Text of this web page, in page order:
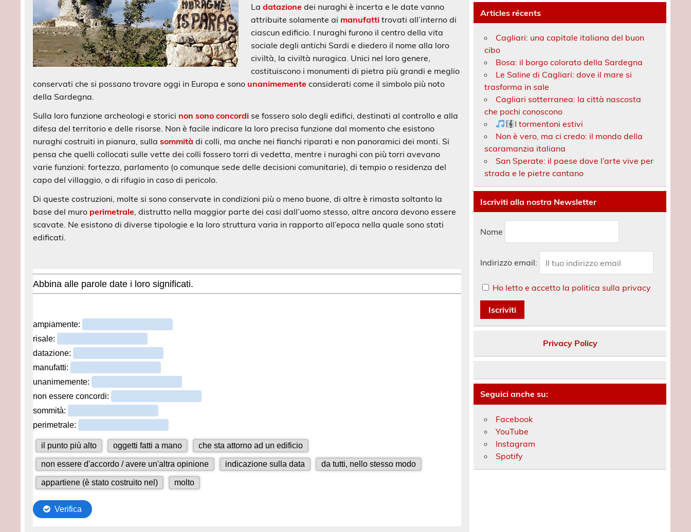
Ladatazione dei nuraghi è incerta e le date vanno
attribuite solamente ai manufatti trovati all’interno di
ciascun edificio. I nuraghi furono il centro della vita
sociale degli antichi Sardi e diedero il nome alla loro
civiltà, la civiltà nuragica. Unici nel loro genere,
costituiscono i monumenti di pietra più grandi e meglio
conservati che si possano trovare oggi in Europa e sono unanimemente considerati come il simbolo più noto
della Sardegna.
Sulla loro funzione archeologi e storici non sono concordi se fossero solo degli edifici, destinati al controllo e alla
difesa del territorio e delle risorse. Non è facile indicare la loro precisa funzione dal momento che esistono
nuraghi costruiti in pianura, sullasommità di colli, ma anche nei fianchi riparati e non panoramici dei monti. Si
pensa che quelli collocati sulle vette dei colli fossero torri di vedetta, mentre i nuraghi con più torri avevano
varie funzioni: fortezza, parlamento (o comunque sede delle decisioni comunitarie), di tempio o residenza del
capo del villaggio, o di rifugio in caso di pericolo.
Di queste costruzioni, molte si sono conservate in condizioni più o meno buone, di altre è rimasta soltanto la
base del muro perimetrale, distrutto nella maggior parte dei casi dall’uomo stesso, altre ancora devono essere
scavate. Ne esistono di diverse tipologie e la loro struttura varia in rapporto all’epoca nella quale sono stati
edificati.
Articles récents
Cagliari: una capitale italiana del buon
cibo
Bosa: il borgo colorato della Sardegna
Le Saline di Cagliari: dove il mare si
trasforma in sale
Cagliari sotterranea: la città nascosta
che pochi conoscono
I tormentoni estivi
Non è vero, ma ci credo: il mondo della
scaramanzia italiana
San Sperate: il paese dove l’arte vive per
strada e le pietre cantano
Iscriviti alla nostra Newsletter
Nome
Indirizzo email:
Ho letto e accetto la politica sulla privacy
Privacy Policy
Seguici anche su:
Facebook
YouTube
Instagram
Spotify